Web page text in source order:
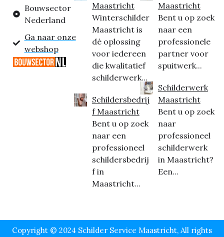
Bouwsector
Nederland
Ga naar onze
webshop
Maastricht
Winterschilder
Maastricht is
dé oplossing
voor iedereen
die kwalitatief
schilderwerk...
Schildersbedrij
f Maastricht
Bent u op zoek
naar een
professioneel
schildersbedrij
f in
Maastricht...
Maastricht
Bent u op zoek
naar een
professionele
partner voor
spuitwerk...
Schilderwerk
Maastricht
Bent u op zoek
naar
professioneel
schilderwerk
in Maastricht?
Een...
Copyright © 2024 Schilder Service Maastricht, All rights